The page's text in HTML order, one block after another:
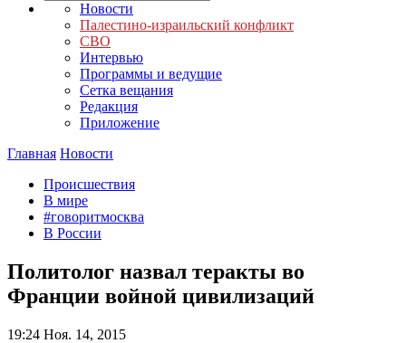
Новости
Палестино-израильский конфликт
СВО
Интервью
Программы и ведущие
Сетка вещания
Редакция
Приложение
Главная Новости
Происшествия
В мире
#говоритмосква
В России
Политолог назвал теракты во
Франции войной цивилизаций
19:24 Ноя. 14, 2015